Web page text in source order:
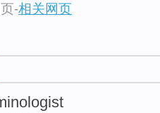
-相关网页